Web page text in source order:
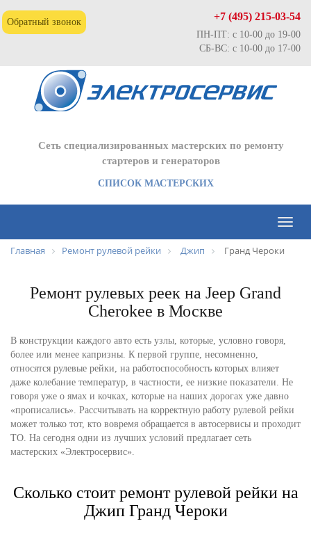
Обратный звонок +7 (495) 215-03-54
ПН-ПТ: с 10-00 до 19-00
СБ-ВС: с 10-00 до 17-00
Сеть специализированных мастерских по ремонту
стартеров и генераторов
СПИСОК МАСТЕРСКИХ
Toggle
Главная Ремонт рулевой рейки Джип Гранд Чероки
Ремонт рулевых реек на Jeep Grand
Cherokee в Москве
В конструкции каждого авто есть узлы, которые, условно говоря,
более или менее капризны. К первой группе, несомненно,
относятся рулевые рейки, на работоспособность которых влияет
даже колебание температур, в частности, ее низкие показатели. Не
говоря уже о ямах и кочках, которые на наших дорогах уже давно
«прописались». Рассчитывать на корректную работу рулевой рейки
может только тот, кто вовремя обращается в автосервисы и проходит
ТО. На сегодня одни из лучших условий предлагает сеть
мастерских «Электросервис».
Сколько стоит ремонт рулевой рейки на
Джип Гранд Чероки